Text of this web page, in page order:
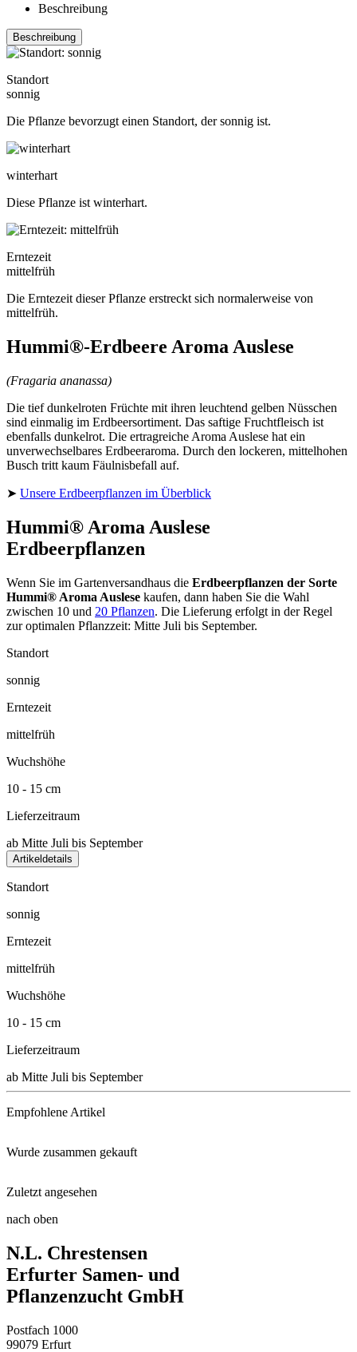
Beschreibung
Beschreibung
Standort
sonnig
Die Pflanze bevorzugt einen Standort, der sonnig ist.
winterhart
Diese Pflanze ist winterhart.
Erntezeit
mittelfrüh
Die Erntezeit dieser Pflanze erstreckt sich normalerweise von
mittelfrüh.
Hummi®-Erdbeere Aroma Auslese
(Fragaria ananassa)
Die tief dunkelroten Früchte mit ihren leuchtend gelben Nüsschen
sind einmalig im Erdbeersortiment. Das saftige Fruchtfleisch ist
ebenfalls dunkelrot. Die ertragreiche Aroma Auslese hat ein
unverwechselbares Erdbeeraroma. Durch den lockeren, mittelhohen
Busch tritt kaum Fäulnisbefall auf.
➤ Unsere Erdbeerpflanzen im Überblick
Hummi® Aroma Auslese
Erdbeerpflanzen
Wenn Sie im Gartenversandhaus die Erdbeerpflanzen der Sorte
Hummi® Aroma Auslese kaufen, dann haben Sie die Wahl
zwischen 10 und 20 Pflanzen. Die Lieferung erfolgt in der Regel
zur optimalen Pflanzzeit: Mitte Juli bis September.
Standort
sonnig
Erntezeit
mittelfrüh
Wuchshöhe
10 - 15 cm
Lieferzeitraum
ab Mitte Juli bis September
Artikeldetails
Standort
sonnig
Erntezeit
mittelfrüh
Wuchshöhe
10 - 15 cm
Lieferzeitraum
ab Mitte Juli bis September
Empfohlene Artikel
Mulch-Folie
Floragard Erdbeer- und Gemüsem ...
Wurde zusammen gekauft
Sonnenhut Goldsturm
Pflanzkartoffel Birgit (rotsch ...
Frauenmantel
Zuletzt angesehen
Hummi®-Erdbeere Aroma Auslese
nach oben
N.L. Chrestensen
Erfurter Samen- und
Pflanzenzucht GmbH
Postfach 1000
99079 Erfurt